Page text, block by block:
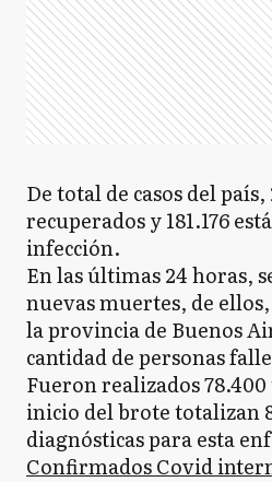
De total de casos del país,
recuperados y 181.176
infección.
En las últimas 24 horas,
nuevas muertes, de
la provincia de Buenos
cantidad de personas
Fueron realizados 78.400
inicio del brote totalizan
diagnósticas para esta
Confirmados Covid